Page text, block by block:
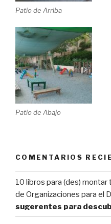
Patio de Arriba
Patio de Abajo
COMENTARIOS
10 libros para (des) montar
de Organizaciones para el
sugerentes para